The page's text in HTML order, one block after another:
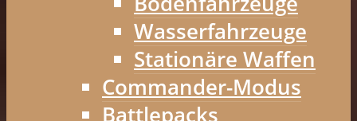
Wasserfahrzeuge
Stationäre Waffen
Commander-Modus
Battlepacks